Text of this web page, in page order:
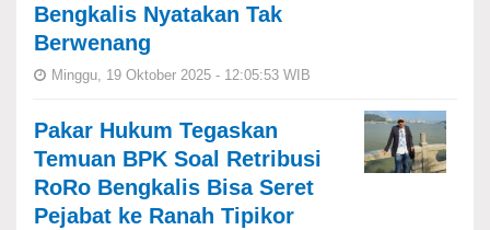
Bengkalis Nyatakan Tak
Berwenang
Minggu, 19 Oktober 2025 - 12:05:53 WIB
Pakar Hukum Tegaskan
Temuan BPK Soal Retribusi
RoRo Bengkalis Bisa Seret
Pejabat ke Ranah Tipikor